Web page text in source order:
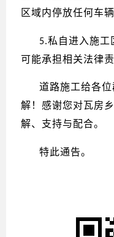
区域内停放任何车
5.私自进 入施工
可能承担相关法律责
道路施工给各
解！感谢您对瓦房
解、支持与配合。
特此通告。